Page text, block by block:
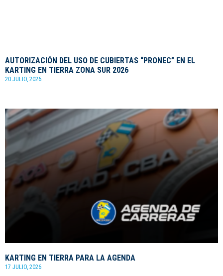
AUTORIZACIÓN DEL USO DE CUBIERTAS “PRONEC” EN EL
KARTING EN TIERRA ZONA SUR 2026
20 JULIO, 2026
KARTING EN TIERRA PARA LA AGENDA
17 JULIO, 2026